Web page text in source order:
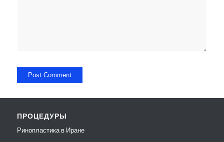
ПРОЦЕДУРЫ
Ринопластика в Иране